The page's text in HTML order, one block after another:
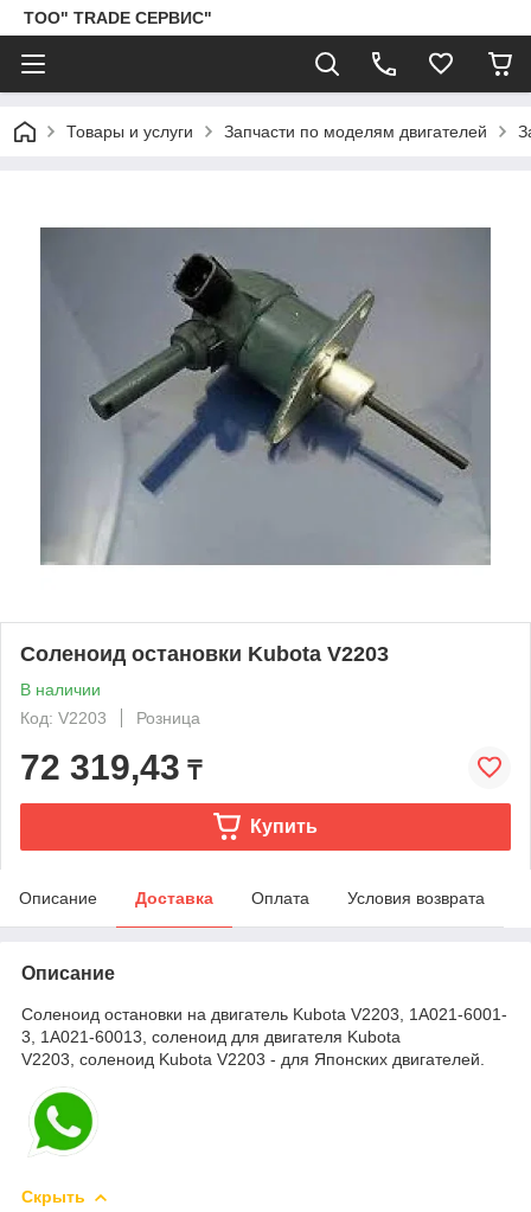
ТОО" TRADE СЕРВИС"
Товары и услуги Запчасти по моделям двигателей
Соленоид остановки Kubota V2203
В наличии
Код: V2203
Розница
72 319,43 ₸
Купить
Описание Доставка Оплата Условия возврата
Описание
Соленоид остановки на двигатель Kubota V2203, 1A021-6001-
3, 1A021-60013, соленоид для двигателя Kubota
V2203, соленоид Kubota V2203 - для Японских двигателей.
Скрыть